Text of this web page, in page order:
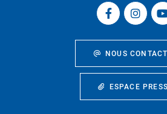
NOUS
ESPACE